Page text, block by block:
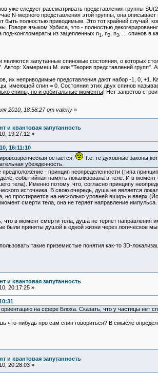
уже следует рассматривать представления группы
N-мерного представления этой группы, она
быть полностью приводимым. Это тот крайний случай,
Говоря языком Урбиса, это - полностью
под-конгломераты из зацепленных n1 , n2, n3, ... спинов в
запутанные спиновые состояния, о которых
Автор: Хамермеш М. или "Теория представлений групп".
их неприводимые представления дают набор -1, 0,
имеющей спин = 0. Состояния этих двух спинов
спины, но и орбитальные моменты! Нет запретов
2010, 18:58:27 от valeriy»
и квантовая запутанность
19:27:12 »
16:11:10
остается.
Т.е. те духовные
убежденность.
- принцип неопределенности (типа
событийная память локализована в теле. И в
тела). Именно потому, что, согласно принципу
источника. В свою очередь, душа не является
но простирается на несколько уровней вширь и
смерти тела, она не теряет направление
что в момент смерти тела, душа не теряет направления
были приняты душой в одной жизни через логическое
такие приземистые понятия как-то 3D-
и квантовая запутанность
20:17:25 »
на сфере Блоха. Сказать, что у частицы нет
что-нибудь про сам спин говориться? В смысле
и квантовая запутанность
20:28:03 »